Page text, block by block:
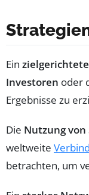
Ein
Investoren oder
Ergebnisse zu
Die Nutzung von
weltweite
betrachten, um